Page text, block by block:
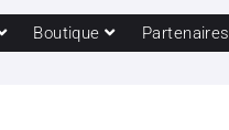
Boutique Partenaires